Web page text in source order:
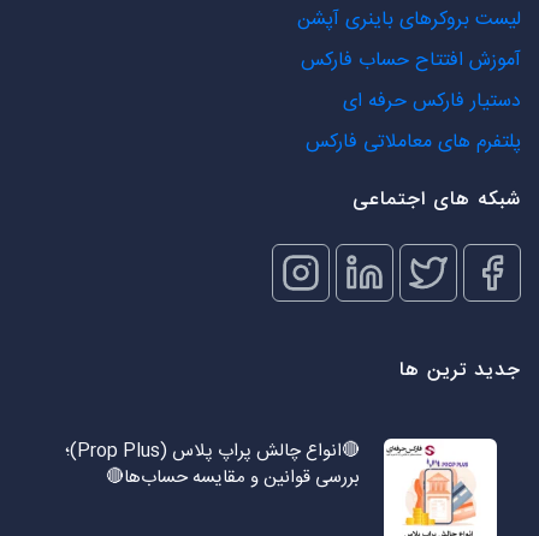
لیست بروکرهای باینری آپشن
آموزش افتتاح حساب فارکس
دستیار فارکس حرفه ای
پلتفرم های معاملاتی فارکس
شبکه های اجتماعی
جدید ترین ها
🔴انواع چالش پراپ پلاس (Prop Plus)؛
بررسی قوانین و مقایسه حساب‌ها🔴